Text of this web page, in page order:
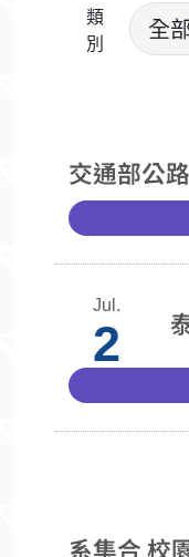
類
別
Jul.
2
系集合 校